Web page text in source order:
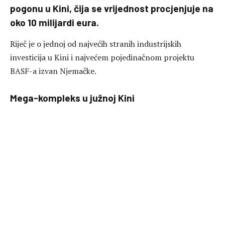
pogonu u Kini, čija se vrijednost procjenjuje na
oko 10 milijardi eura.
Riječ je o jednoj od najvećih stranih industrijskih
investicija u Kini i najvećem pojedinačnom projektu
BASF-a izvan Njemačke.
Mega-kompleks u južnoj Kini